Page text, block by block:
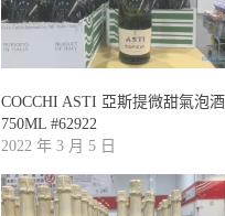
COCCHI ASTI 亞斯提微甜氣泡酒
750ML #62922
2022 年 3 月 5 日